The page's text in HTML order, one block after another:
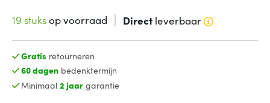
19 stuksop voorraad Directleverbaar
Gratis retourneren
60 dagenbedenktermijn
Minimaal 2 jaargarantie